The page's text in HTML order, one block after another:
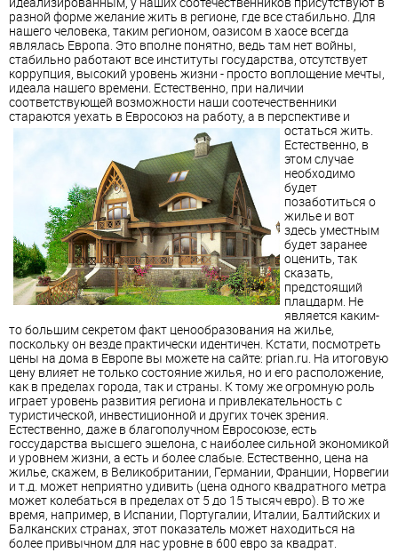
разной форме желание жить в регионе, где все стабильно. Для
нашего человека, таким регионом, оазисом в хаосе всегда
являлась Европа. Это вполне понятно, ведь там нет войны,
стабильно работают все институты государства, отсутствует
коррупция, высокий уровень жизни - просто воплощение мечты,
идеала нашего времени. Естественно, при наличии
соответствующей возможности наши соотечественники
стараются уехать в Евросоюз на работу, а в перспективе и
остаться жить.
Естественно, в
этом случае
необходимо
будет
позаботиться о
жилье и вот
здесь уместным
будет заранее
оценить, так
сказать,
предстоящий
плацдарм. Не
является каким-
то большим секретом факт ценообразования на жилье,
поскольку он везде практически идентичен. Кстати, посмотреть
цены на дома в Европе вы можете на сайте: prian.ru. На итоговую
цену влияет не только состояние жилья, но и его расположение,
как в пределах города, так и страны. К тому же огромную роль
играет уровень развития региона и привлекательность с
туристической, инвестиционной и других точек зрения.
Естественно, даже в благополучном Евросоюзе, есть
госсударства высшего эшелона, с наиболее сильной экономикой
и уровнем жизни, а есть и более слабые. Естественно, цена на
жилье, скажем, в Великобритании, Германии, Франции, Норвегии
и т.д. может неприятно удивить (цена одного квадратного метра
может колебаться в пределах от 5 до 15 тысяч евро). В то же
время, например, в Испании, Португалии, Италии, Балтийских и
Балканских странах, этот показатель может находиться на
более привычном для нас уровне в 600 евро за квадрат.